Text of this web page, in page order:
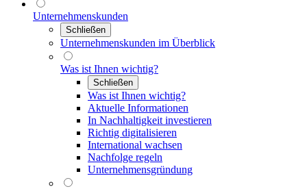
Unternehmenskunden
Schließen
Unternehmenskunden im Überblick
Was ist Ihnen wichtig?
Schließen
Was ist Ihnen wichtig?
Aktuelle Informationen
In Nachhaltigkeit investieren
Richtig digitalisieren
International wachsen
Nachfolge regeln
Unternehmensgründung